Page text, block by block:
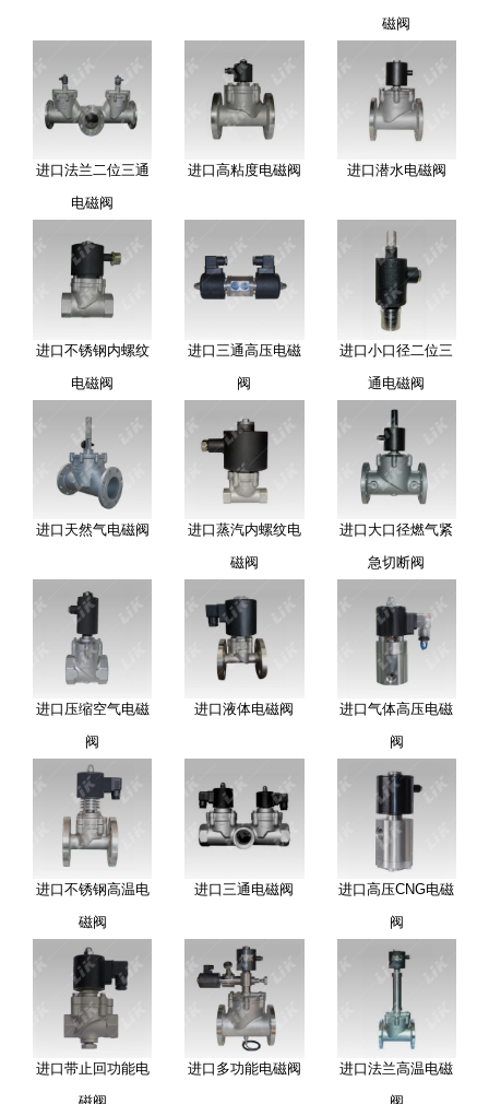
磁阀
进口法兰二位三通
电磁阀
进口高粘度电磁阀 进口潜水电磁阀
进口不锈钢内螺纹
电磁阀
进口三通高压电磁
阀
进口小口径二位三
通电磁阀
进口天然气电磁阀
进口蒸汽内螺纹电
磁阀
进口大口径燃气紧
急切断阀
进口压缩空气电磁
阀
进口液体电磁阀
进口气体高压电磁
阀
进口不锈钢高温电
磁阀
进口三通电磁阀
进口高压CNG电磁
阀
进口带止回功能电
进口多功能电磁阀
进口法兰高温电磁